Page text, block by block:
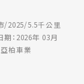
/2025/5.5千公里
期：2026年 03月
亞柏車業